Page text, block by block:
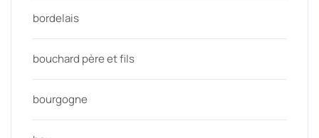
bordelais
bouchard père et fils
bourgogne